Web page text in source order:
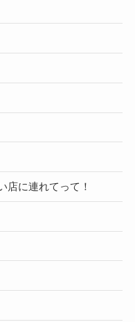
店に連れてって！